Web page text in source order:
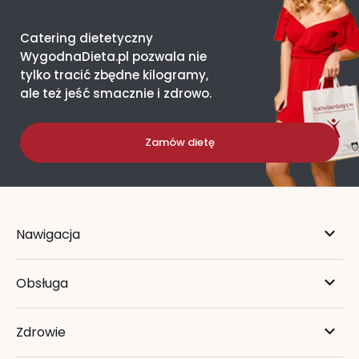
Catering dietetyczny
WygodnaDieta.pl pozwala nie
tylko tracić zbędne kilogramy,
ale też jeść smacznie i zdrowo.
Zamów dietę
Nawigacja
Obsługa
Zdrowie